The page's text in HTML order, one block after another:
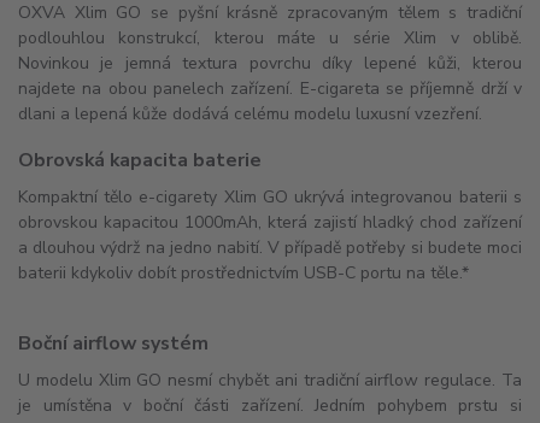
OXVA Xlim GO se pyšní krásně zpracovaným tělem s tradiční
podlouhlou konstrukcí, kterou máte u série Xlim v oblibě.
Novinkou je jemná textura povrchu díky lepené kůži, kterou
najdete na obou panelech zařízení. E-cigareta se příjemně drží v
dlani a lepená kůže dodává celému modelu luxusní vzezření.
Obrovská kapacita baterie
Kompaktní tělo e-cigarety Xlim GO ukrývá integrovanou baterii s
obrovskou kapacitou 1000mAh, která zajistí hladký chod zařízení
a dlouhou výdrž na jedno nabití. V případě potřeby si budete moci
baterii kdykoliv dobít prostřednictvím USB-C portu na těle.*
Boční airflow systém
U modelu Xlim GO nesmí chybět ani tradiční airflow regulace. Ta
je umístěna v boční části zařízení. Jedním pohybem prstu si